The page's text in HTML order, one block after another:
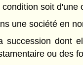
soit
une société en
succession dont
ou des